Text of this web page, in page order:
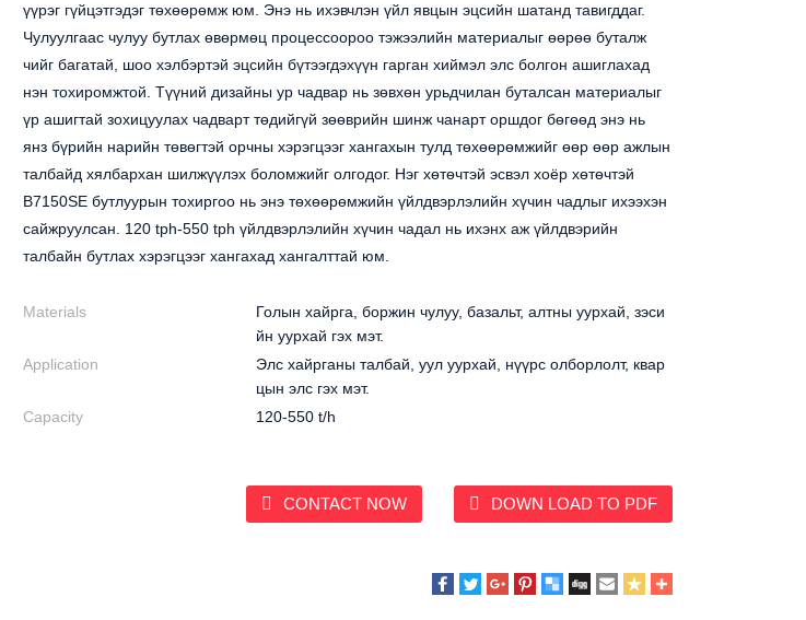
үүрэг гүйцэтгэдэг төхөөрөмж юм. Энэ нь ихэвчлэн үйл явцын эцсийн шатанд тавигддаг.
Чулуулгаас чулуу бутлах өвөрмөц процессоороо тэжээлийн материалыг өөрөө буталж
чийг багатай, шоо хэлбэртэй эцсийн бүтээгдэхүүн гарган хиймэл элс болгон ашиглахад
нэн тохиромжтой. Түүний дизайны ур чадвар нь зөвхөн урьдчилан буталсан материалыг
үр ашигтай зохицуулах чадварт төдийгүй зөөврийн шинж чанарт оршдог бөгөөд энэ нь
янз бүрийн нарийн төвөгтэй орчны хэрэгцээг хангахын тулд төхөөрөмжийг өөр өөр ажлын
талбайд хялбархан шилжүүлэх боломжийг олгодог. Нэг хөтөчтэй эсвэл хоёр хөтөчтэй
B7150SE бутлуурын тохиргоо нь энэ төхөөрөмжийн үйлдвэрлэлийн хүчин чадлыг ихээхэн
сайжруулсан. 120 tph-550 tph үйлдвэрлэлийн хүчин чадал нь ихэнх аж үйлдвэрийн
талбайн бутлах хэрэгцээг хангахад хангалттай юм.
Materials
Голын хайрга, боржин чулуу, базальт, алтны уурхай, зэси
йн уурхай гэх мэт.
Application
Элс хайрганы талбай, уул уурхай, нүүрс олборлолт, квар
цын элс гэх мэт.
Capacity
120-550 t/h
CONTACT NOW DOWN LOAD TO PDF